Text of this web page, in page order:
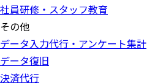
社員研修・スタッフ教育
その他
データ入力代行・アンケート集計
データ復旧
決済代行